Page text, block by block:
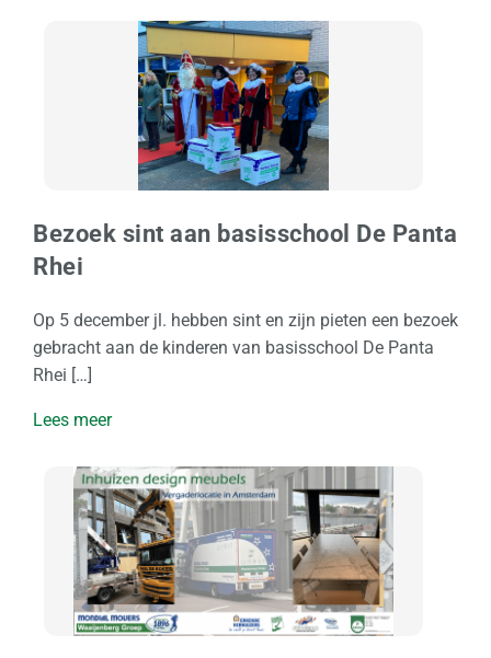
Bezoek sint aan basisschool De Panta
Rhei
Op 5 december jl. hebben sint en zijn pieten een bezoek
gebracht aan de kinderen van basisschool De Panta
Rhei […]
Lees meer